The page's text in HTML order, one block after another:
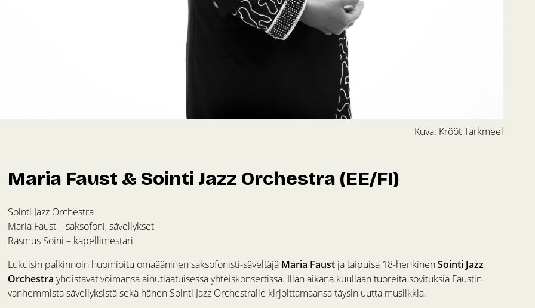
Kuva: Krõõt Tarkmeel
Maria Faust & Sointi Jazz Orchestra (EE/FI)
Sointi Jazz Orchestra
Maria Faust – saksofoni, sävellykset
Rasmus Soini – kapellimestari
Lukuisin palkinnoin huomioitu omaääninen saksofonisti-säveltäjä Maria Faustja taipuisa 18-henkinenSointi Jazz
Orchestra yhdistävät voimansa ainutlaatuisessa yhteiskonsertissa. Illan aikana kuullaan tuoreita sovituksia Faustin
vanhemmista sävellyksistä sekä hänen Sointi Jazz Orchestralle kirjoittamaansa täysin uutta musiikkia.